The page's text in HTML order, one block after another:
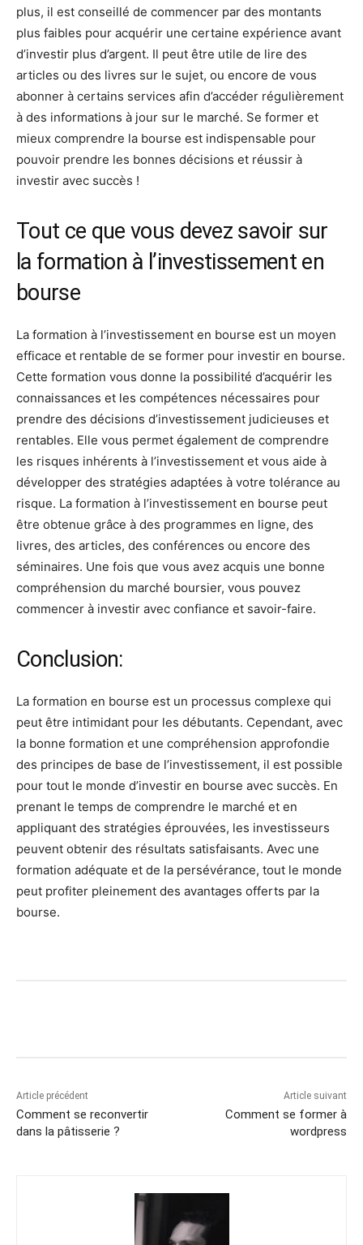
plus, il est conseillé de commencer par des montants
plus faibles pour acquérir une certaine expérience avant
d’investir plus d’argent. Il peut être utile de lire des
articles ou des livres sur le sujet, ou encore de vous
abonner à certains services afin d’accéder régulièrement
à des informations à jour sur le marché. Se former et
mieux comprendre la bourse est indispensable pour
pouvoir prendre les bonnes décisions et réussir à
investir avec succès !
Tout ce que vous devez savoir sur
la formation à l’investissement en
bourse
La formation à l’investissement en bourse est un moyen
efficace et rentable de se former pour investir en bourse.
Cette formation vous donne la possibilité d’acquérir les
connaissances et les compétences nécessaires pour
prendre des décisions d’investissement judicieuses et
rentables. Elle vous permet également de comprendre
les risques inhérents à l’investissement et vous aide à
développer des stratégies adaptées à votre tolérance au
risque. La formation à l’investissement en bourse peut
être obtenue grâce à des programmes en ligne, des
livres, des articles, des conférences ou encore des
séminaires. Une fois que vous avez acquis une bonne
compréhension du marché boursier, vous pouvez
commencer à investir avec confiance et savoir-faire.
Conclusion:
La formation en bourse est un processus complexe qui
peut être intimidant pour les débutants. Cependant, avec
la bonne formation et une compréhension approfondie
des principes de base de l’investissement, il est possible
pour tout le monde d’investir en bourse avec succès. En
prenant le temps de comprendre le marché et en
appliquant des stratégies éprouvées, les investisseurs
peuvent obtenir des résultats satisfaisants. Avec une
formation adéquate et de la persévérance, tout le monde
peut profiter pleinement des avantages offerts par la
bourse.
Article précédent
Comment se reconvertir
dans la pâtisserie ?
Article suivant
Comment se former à
wordpress